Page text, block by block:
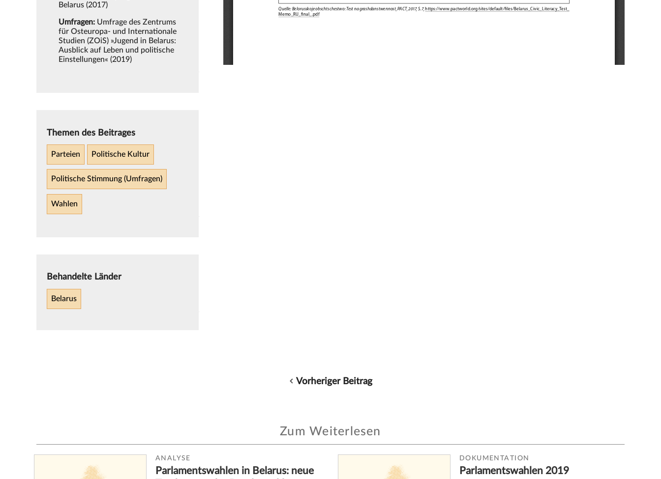
Belarus (2017)
Umfragen: Umfrage des Zentrums
für Osteuropa- und Internationale
Studien (ZOiS) »Jugend in Belarus:
Ausblick auf Leben und politische
Einstellungen« (2019)
Themen des Beitrages
Parteien Politische Kultur
Politische Stimmung (Umfragen)
Wahlen
Behandelte Länder
Belarus
Vorheriger Beitrag
Zum Weiterlesen
ANALYSE
Parlamentswahlen in Belarus: neue
DOKUMENTATION
Parlamentswahlen 2019